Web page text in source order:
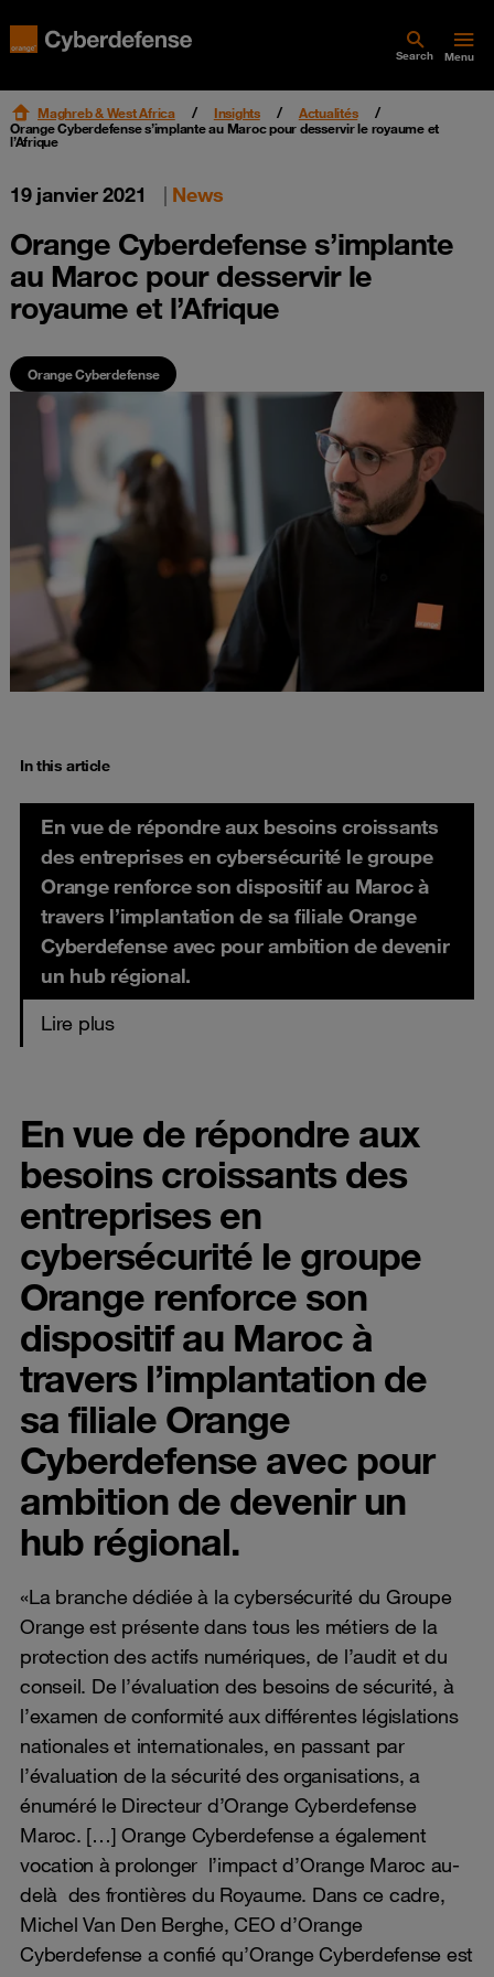
Search Menu
Maghreb & West Africa Insights
Actualités
Orange Cyberdefense s’implante au Maroc pour desservir le royaume et
l’Afrique
19 janvier 2021 | News
Orange Cyberdefense s’implante
au Maroc pour desservir le
royaume et l’Afrique
Orange Cyberdefense
In this article
En vue de répondre aux besoins croissants
des entreprises en cybersécurité le groupe
Orange renforce son dispositif au Maroc à
travers l’implantation de sa filiale Orange
Cyberdefense avec pour ambition de devenir
un hub régional.
Lire plus
En vue de répondre aux
besoins croissants des
entreprises en
cybersécurité le groupe
Orange renforce son
dispositif au Maroc à
travers l’implantation de
sa filiale Orange
Cyberdefense avec pour
ambition de devenir un
hub régional.
«La branche dédiée à la cybersécurité du Groupe
Orange est présente dans tous les métiers de la
protection des actifs numériques, de l’audit et du
conseil. De l’évaluation des besoins de sécurité, à
l’examen de conformité aux différentes législations
nationales et internationales, en passant par
l’évaluation de la sécurité des organisations, a
énuméré le Directeur d’Orange Cyberdefense
Maroc. […] Orange Cyberdefense a également
vocation à prolonger l’impact d’Orange Maroc au-
delà des frontières du Royaume. Dans ce cadre,
Michel Van Den Berghe, CEO d’Orange
Cyberdefense a confié qu’Orange Cyberdefense est